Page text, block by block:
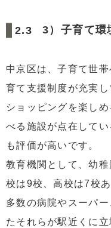
3）子育て環
中京区は、子育て世
育て支援制度が充実し
ショッピングを楽し
べる施設が点在して
も評価が高いです。
教育機関として、幼
校は9校、高校は7校
多数の病院やスーパ
たそれらが駅近くに